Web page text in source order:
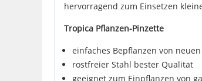
hervorragend zum Einsetzen
Tropica Pflanzen-Pinzette
einfaches Bepflanzen von
rostfreier Stahl bester Qualität
geeignet zum Einpflanzen von